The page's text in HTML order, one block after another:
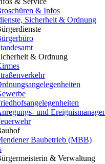
& Infos
Sicherheit & Ordnung
& Ordnung
und
Baubetrieb (MBB)
& Verwaltung